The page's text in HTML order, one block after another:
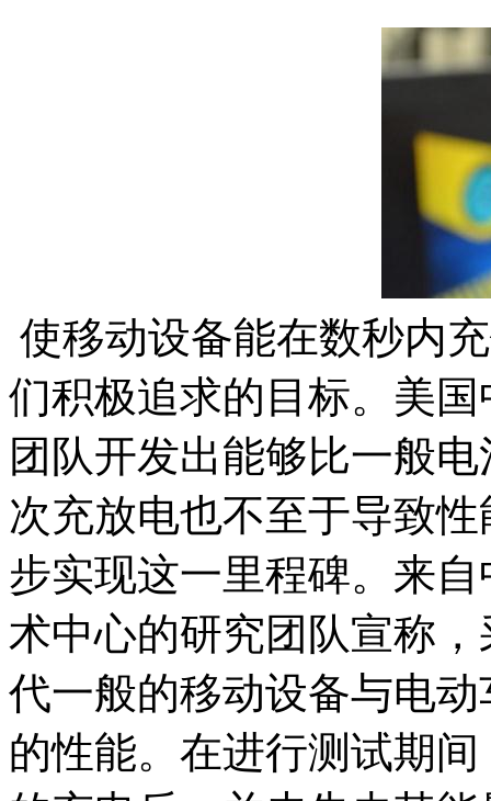
使移动设备能在数秒内
们积极追求的目标。美
团队开发出能够比一般
次充放电也不至于导致
步实现这一里程碑。来
术中心的研究团队宣称
代一般的移动设备与电
的性能。在进行测试期